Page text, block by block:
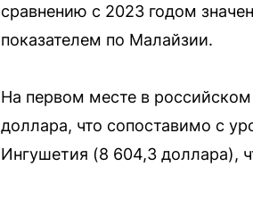
сравнению с 2023 годом
показателем по Малайзии.
На первом месте в
доллара, что сопоставимо с
Ингушетия (8 604,3 доллара),